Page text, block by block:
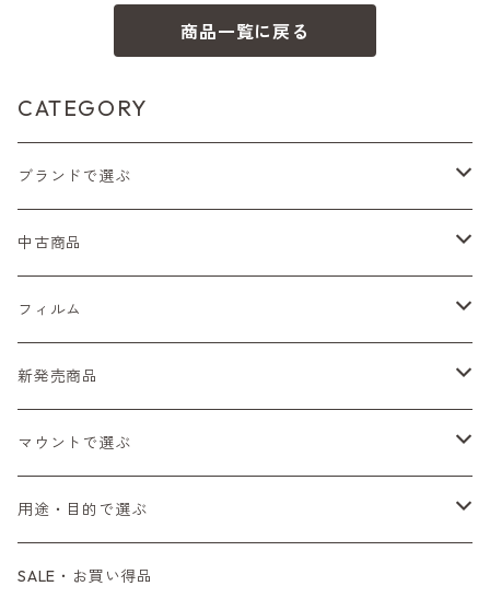
商品一覧に戻る
CATEGORY
ブランドで選ぶ
Nikon（ニコン）
Sシリーズ
Fシリーズ（一桁＋F100）
Canon（キヤノン）
レンジファインダー（7、P）
PENTAX（ペンタックス）
SL、SP
K2、KX、KM
CONTAX（コンタックス）
G1、G2
Tシリーズ
MINOLTA（ミノルタ）
コンパクト
OLYMPUS（オリンパス）
中古商品
フィルムカメラ
一眼レフカメラ（マニュアルフォーカス）
一眼レフカメラ（オートフォーカス）
デジタルカメラ
一眼カメラ
ミラーレスカメラ
マニュアルレンズ
一眼レンズ
レンジファインダーレンズ
オートフォーカスレンズ
一眼レンズ
マウントアダプター
フィルム
レンズ付きフィルム
35mm（135）カラーネガ
35mm（135）白黒ネガ
35mm（135）カラーリバーサル
新発売商品
フィルムカメラ
レンズ付きフィルム
アクセサリー・付属品
マウントで選ぶ
M42
L39
用途・目的で選ぶ
初心者の方へもおすすめ！
SALE・お買い得品